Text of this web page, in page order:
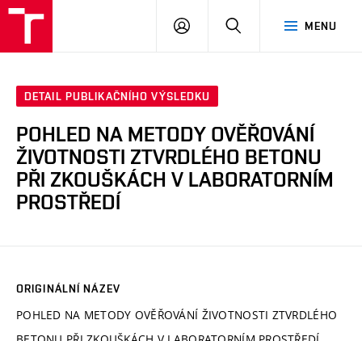
MENU
PŘIHLÁSIT
DETAIL PUBLIKAČNÍHO VÝSLEDKU
POHLED NA METODY OVĚŘOVÁNÍ
ŽIVOTNOSTI ZTVRDLÉHO BETONU
PŘI ZKOUŠKÁCH V LABORATORNÍM
PROSTŘEDÍ
ORIGINÁLNÍ NÁZEV
POHLED NA METODY OVĚŘOVÁNÍ ŽIVOTNOSTI ZTVRDLÉHO